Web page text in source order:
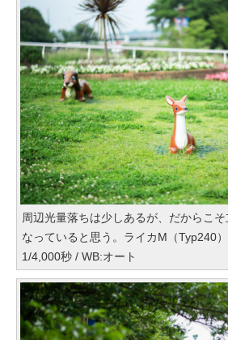
周辺光量落ちは少しあるが、だからこ
なっていると思う。ライカM（Typ240
1/4,000秒 / WB:オート